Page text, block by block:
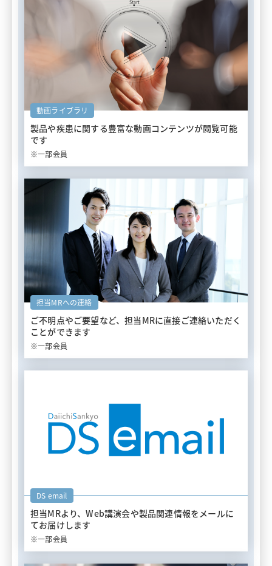
動画ライブラリ
製品や疾患に関する豊富な動画コンテンツが閲覧可能
です
※一部会員
担当MRへの連絡
ご不明点やご要望など、担当MRに直接ご連絡いただく
ことができます
※一部会員
DS email
担当MRより、Web講演会や製品関連情報をメールに
てお届けします
※一部会員